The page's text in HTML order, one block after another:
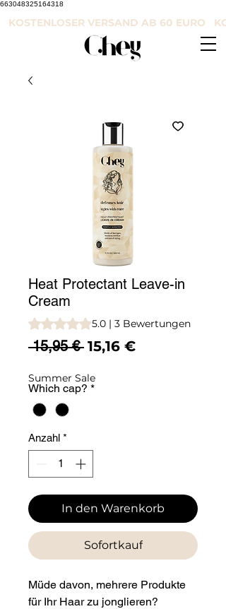
663048325164318
KOSTENLOSER VERSAND AB 60 EURO
Heat Protectant Leave-in
Cream
Das Rating beträgt 5.0 von fünf
5.0 | 3 Bewertungen
15,95 € Standardpreis
15,16 €Sale-
Summer Sale
Which cap? *
Anzahl *
In den Warenkorb
Sofortkauf
Müde davon, mehrere Produkte
für Ihr Haar zu jonglieren?